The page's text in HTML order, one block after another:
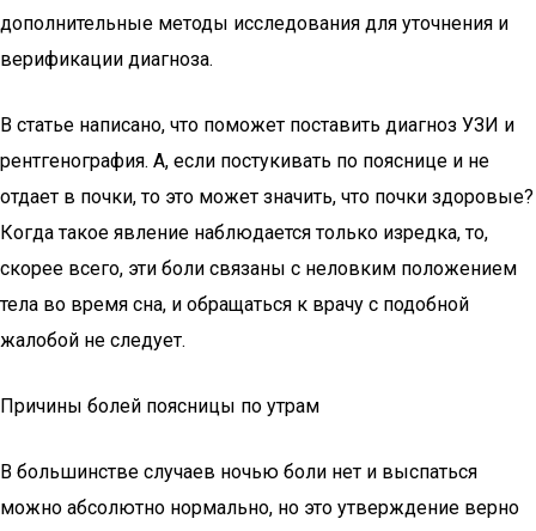
дополнительные методы исследования для уточнения и
верификации диагноза.
В статье написано, что поможет поставить диагноз УЗИ и
рентгенография. А, если постукивать по пояснице и не
отдает в почки, то это может значить, что почки здоровые?
Когда такое явление наблюдается только изредка, то,
скорее всего, эти боли связаны с неловким положением
тела во время сна, и обращаться к врачу с подобной
жалобой не следует.
Причины болей поясницы по утрам
В большинстве случаев ночью боли нет и выспаться
можно абсолютно нормально, но это утверждение верно